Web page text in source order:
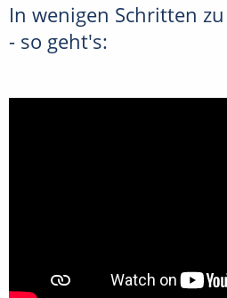
In wenigen Schritten
- so geht's: